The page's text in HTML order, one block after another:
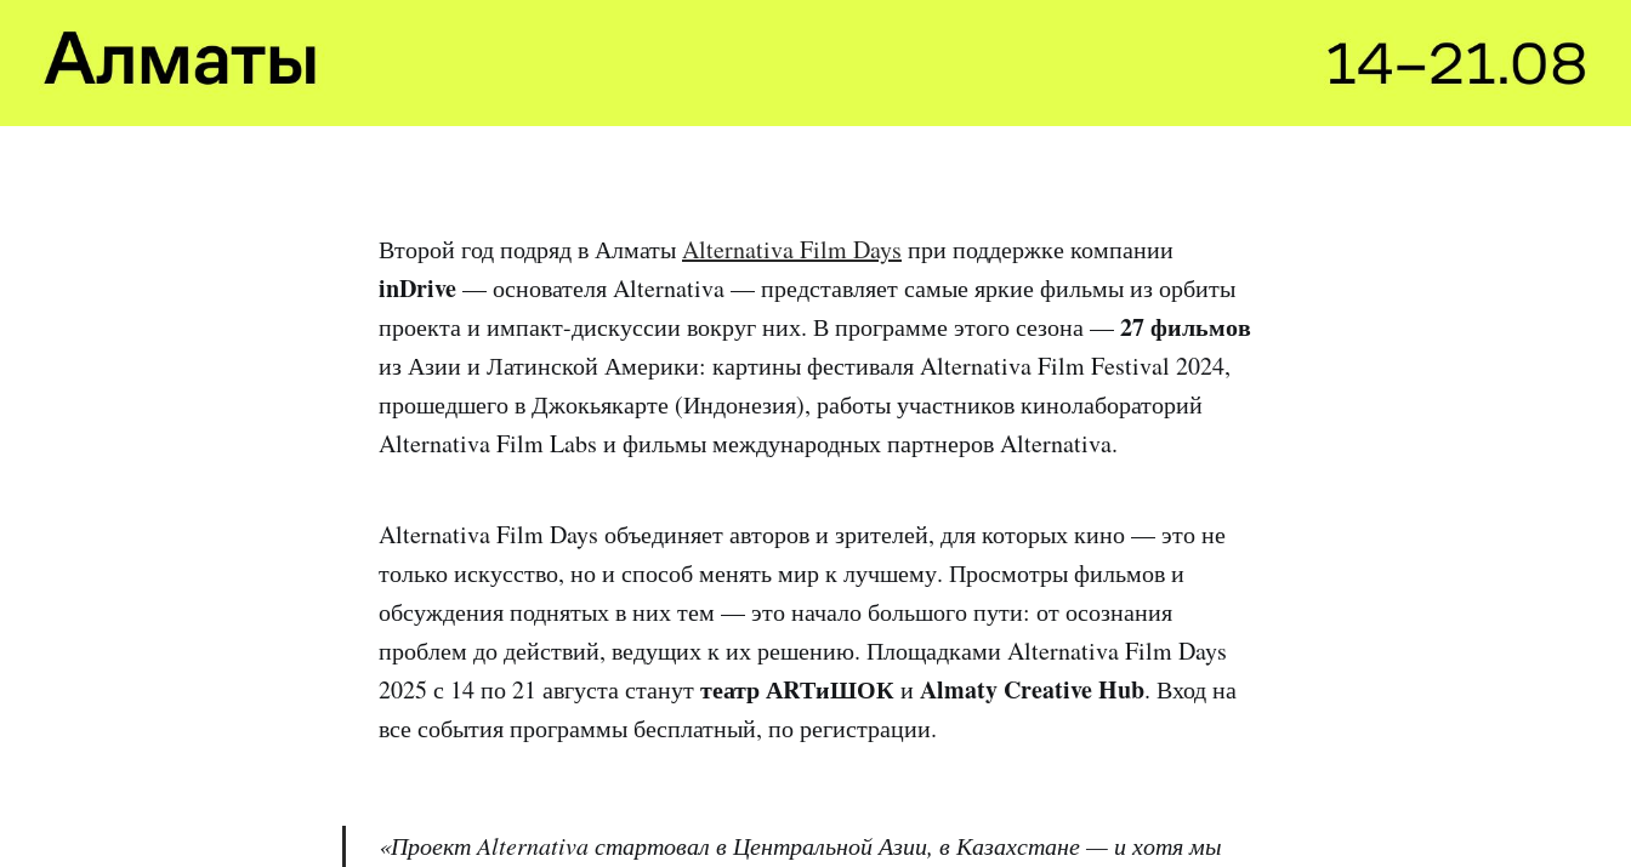
Второй год подряд в АлматыAlternativa Film Days при поддержке компании
inDrive— основателя Alternativa — представляет самые яркие фильмы из орбиты
проекта и импакт-дискуссии вокруг них. В программе этого сезона —27 фильмов
из Азии и Латинской Америки: картины фестиваля Alternativa Film Festival 2024,
прошедшего в Джокьякарте (Индонезия), работы участников кинолабораторий
Alternativa Film Labs и фильмы международных партнеров Alternativa.
Alternativa Film Days объединяет авторов и зрителей, для которых кино — это не
только искусство, но и способ менять мир к лучшему. Просмотры фильмов и
обсуждения поднятых в них тем — это начало большого пути: от осознания
проблем до действий, ведущих к их решению. Площадками Alternativa Film Days
2025 с 14 по 21 августа стануттеатр АRТиШОКиAlmaty Creative Hub. Вход на
все события программы бесплатный, по регистрации.
«Проект Alternativa стартовал в Центральной Азии, в Казахстане — и хотя мы